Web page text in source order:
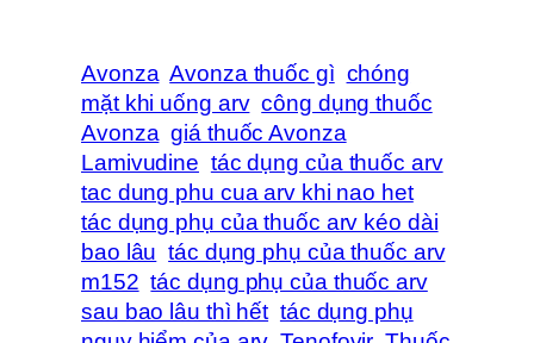
Avonza Avonza thuốc gì chóng
mặt khi uống arv công dụng thuốc
Avonza giá thuốc Avonza
Lamivudine tác dụng của thuốc arv
tac dung phu cua arv khi nao het
tác dụng phụ của thuốc arv kéo dài
bao lâu tác dụng phụ của thuốc arv
m152 tác dụng phụ của thuốc arv
sau bao lâu thì hết tác dụng phụ